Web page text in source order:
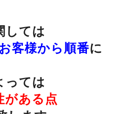
しては
客様から順番に
っては
がある点